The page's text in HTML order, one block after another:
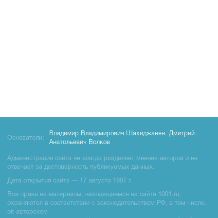
Основатели:
Владимир Владимирович Шахиджанян, Дмитрий
Анатольевич Волков
Администрация сайта не всегда разделяет мнения авторов и не
отвечает за достоверность публикуемых данных.
Дата открытия сайта — 17 августа 1997 г.
Все права на материалы, находящиемся на сайте 1001.ru,
охраняются в соответствии с законодательством РФ, в том числе,
об авторском